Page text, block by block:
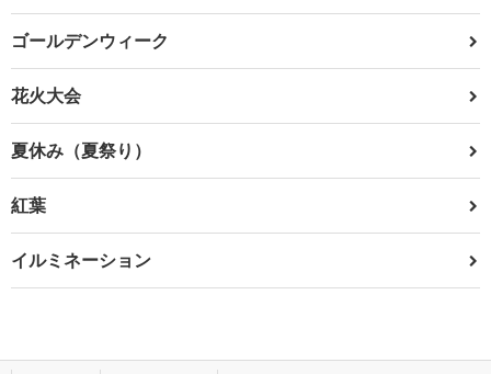
ゴールデンウィーク
花火大会
夏休み（夏祭り）
紅葉
イルミネーション